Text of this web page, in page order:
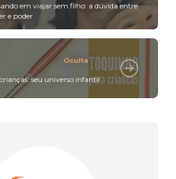
em viajar sem filho: a dúvida entre
e poder
Oculta
seu universo infantil